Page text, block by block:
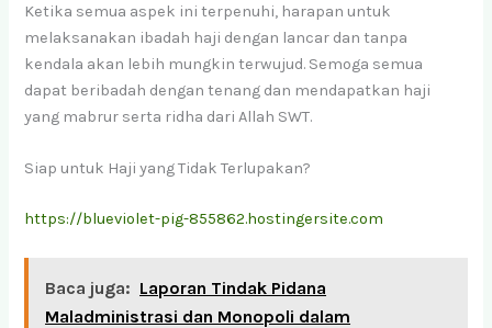
Ketika semua aspek ini terpenuhi, harapan untuk
melaksanakan ibadah haji dengan lancar dan tanpa
kendala akan lebih mungkin terwujud. Semoga semua
dapat beribadah dengan tenang dan mendapatkan haji
yang mabrur serta ridha dari Allah SWT.
Siap untuk Haji yang Tidak Terlupakan?
https://blueviolet-pig-855862.hostingersite.com
Baca juga: Laporan Tindak Pidana
Maladministrasi dan Monopoli dalam